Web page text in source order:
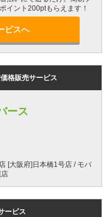
イント200ptもらえます！
ビスへ
格販売サービス
ース
[大阪府]日本橋1号店 / モバ
店
ービス